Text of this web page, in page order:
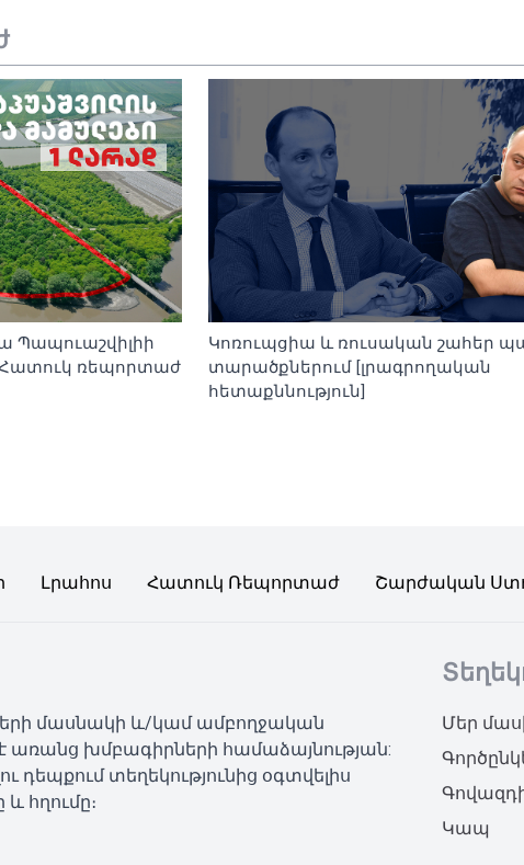
Պապուաշվիլիի
Հատուկ ռեպորտաժ
Կոռուպցիա և ռուսական շահեր
տարածքներում [լրագրողական
հետաքննություն]
Լրահոս Հատուկ Ռեպորտաժ Շարժական
մասնակի և/կամ ամբողջական
առանց խմբագիրների համաձայնության:
դեպքում տեղեկությունից օգտվելիս
հղումը։
Մեր
Կապ